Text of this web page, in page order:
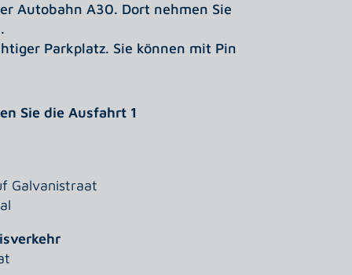
Autobahn A30. Dort nehmen Sie
Parkplatz. Sie können mit Pin
Sie die Ausfahrt 1
Galvanistraat